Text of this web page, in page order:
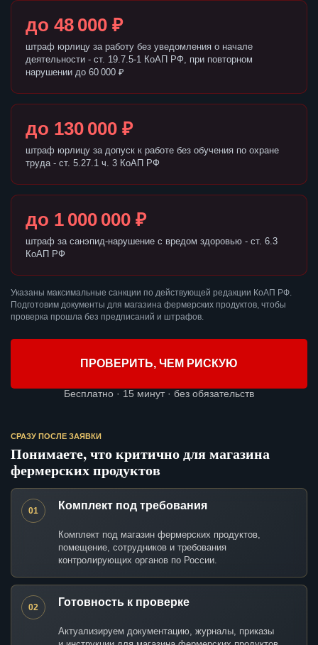
до 48 000 ₽
штраф юрлицу за работу без уведомления о начале
деятельности - ст. 19.7.5-1 КоАП РФ, при повторном
нарушении до 60 000 ₽
до 130 000 ₽
штраф юрлицу за допуск к работе без обучения по охране
труда - ст. 5.27.1 ч. 3 КоАП РФ
до 1 000 000 ₽
штраф за санэпид-нарушение с вредом здоровью - ст. 6.3
КоАП РФ
Указаны максимальные санкции по действующей редакции КоАП РФ.
Подготовим документы для магазина фермерских продуктов, чтобы
проверка прошла без предписаний и штрафов.
ПРОВЕРИТЬ, ЧЕМ РИСКУЮ
Бесплатно · 15 минут · без обязательств
СРАЗУ ПОСЛЕ ЗАЯВКИ
Понимаете, что критично для магазина
фермерских продуктов
01 Комплект под требования
Комплект под магазин фермерских продуктов,
помещение, сотрудников и требования
контролирующих органов по России.
02 Готовность к проверке
Актуализируем документацию, журналы, приказы